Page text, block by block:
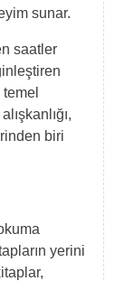
sunar.
saatler
biri
yerini